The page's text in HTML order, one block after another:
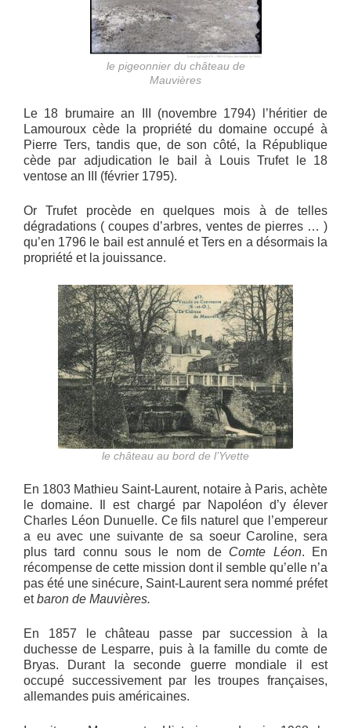
le pigeonnier du château de
Mauvières
Le 18 brumaire an III (novembre 1794) l’héritier de
Lamouroux cède la propriété du domaine occupé à
Pierre Ters, tandis que, de son côté, la République
cède par adjudication le bail à Louis Trufet le 18
ventose an III (février 1795).
Or Trufet procède en quelques mois à de telles
dégradations ( coupes d’arbres, ventes de pierres … )
qu’en 1796 le bail est annulé et Ters en a désormais la
propriété et la jouissance.
le château au bord de l’Yvette
En 1803 Mathieu Saint-Laurent, notaire à Paris, achète
le domaine. Il est chargé par Napoléon d’y élever
Charles Léon Dunuelle. Ce fils naturel que l’empereur
a eu avec une suivante de sa soeur Caroline, sera
plus tard connu sous le nom de Comte Léon. En
récompense de cette mission dont il semble qu’elle n’a
pas été une sinécure, Saint-Laurent sera nommé préfet
etbaron de Mauvières.
En 1857 le château passe par succession à la
duchesse de Lesparre, puis à la famille du comte de
Bryas. Durant la seconde guerre mondiale il est
occupé successivement par les troupes françaises,
allemandes puis américaines.